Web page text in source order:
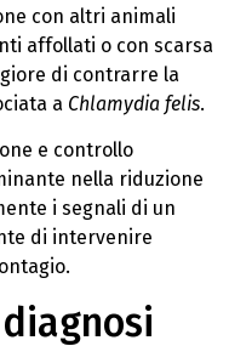
con altri animali
affollati o con scarsa
di contrarre la
a Chlamydia felis.
e controllo
nella riduzione
i segnali di un
di intervenire